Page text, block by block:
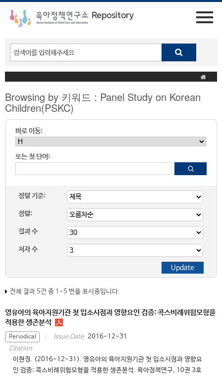
Browsing by 키워드 : Panel Study on Korean
Children(PSKC)
바로 이동:
또는 첫 단어:
정렬 기준:
정렬:
결과 수
저자 수
전체 결과 5건 중 1-5 번을 표시중입니다.
영유아의 육아지원기관 첫 입소시점과 영향요인 검증: 콕스비례위험모형을
적용한 생존분석
Periodical Issue Date 2016-12-31
Citation
이현정. (2016-12-31). 영유아의 육아지원기관 첫 입소시점과 영향요
인 검증: 콕스비례위험모형을 적용한 생존분석. 육아정책연구, 10권 3호